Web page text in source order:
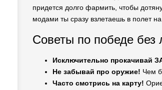
придется долго фармить, чтобы
модами ты сразу взлетаешь в полет
Советы по победе без
Исключительно прокачивай
Не забывай про оружие! Чем
Часто смотрись на карту!